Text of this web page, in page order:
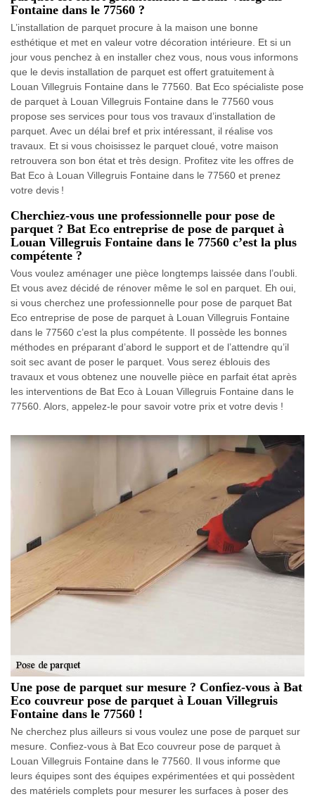
Fontaine dans le 77560 ?
L’installation de parquet procure à la maison une bonne
esthétique et met en valeur votre décoration intérieure. Et si un
jour vous penchez à en installer chez vous, nous vous informons
que le devis installation de parquet est offert gratuitement à
Louan Villegruis Fontaine dans le 77560. Bat Eco spécialiste pose
de parquet à Louan Villegruis Fontaine dans le 77560 vous
propose ses services pour tous vos travaux d’installation de
parquet. Avec un délai bref et prix intéressant, il réalise vos
travaux. Et si vous choisissez le parquet cloué, votre maison
retrouvera son bon état et très design. Profitez vite les offres de
Bat Eco à Louan Villegruis Fontaine dans le 77560 et prenez
votre devis !
Cherchiez-vous une professionnelle pour pose de
parquet ? Bat Eco entreprise de pose de parquet à
Louan Villegruis Fontaine dans le 77560 c’est la plus
compétente ?
Vous voulez aménager une pièce longtemps laissée dans l’oubli.
Et vous avez décidé de rénover même le sol en parquet. Eh oui,
si vous cherchez une professionnelle pour pose de parquet Bat
Eco entreprise de pose de parquet à Louan Villegruis Fontaine
dans le 77560 c’est la plus compétente. Il possède les bonnes
méthodes en préparant d’abord le support et de l’attendre qu’il
soit sec avant de poser le parquet. Vous serez éblouis des
travaux et vous obtenez une nouvelle pièce en parfait état après
les interventions de Bat Eco à Louan Villegruis Fontaine dans le
77560. Alors, appelez-le pour savoir votre prix et votre devis !
Une pose de parquet sur mesure ? Confiez-vous à Bat
Eco couvreur pose de parquet à Louan Villegruis
Fontaine dans le 77560 !
Ne cherchez plus ailleurs si vous voulez une pose de parquet sur
mesure. Confiez-vous à Bat Eco couvreur pose de parquet à
Louan Villegruis Fontaine dans le 77560. Il vous informe que
leurs équipes sont des équipes expérimentées et qui possèdent
des matériels complets pour mesurer les surfaces à poser des